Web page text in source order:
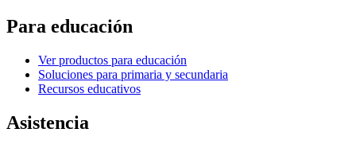
Para educación
Ver productos para educación
Soluciones para primaria y secundaria
Recursos educativos
Asistencia